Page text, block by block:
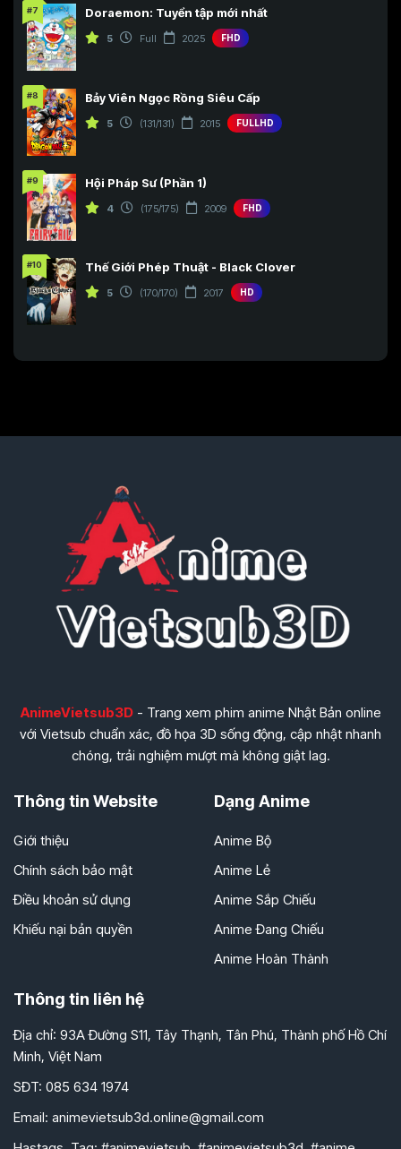
#7 Doraemon: Tuyển tập mới nhất
5 Full 2025 FHD
#8 Bảy Viên Ngọc Rồng Siêu Cấp
5 (131/131) 2015 FULLHD
#9 Hội Pháp Sư (Phần 1)
4 (175/175) 2009 FHD
#10 Thế Giới Phép Thuật - Black Clover
5 (170/170) 2017 HD
AnimeVietsub3D- Trang xem phim anime Nhật Bản online
với Vietsub chuẩn xác, đồ họa 3D sống động, cập nhật nhanh
chóng, trải nghiệm mượt mà không giật lag.
Thông tin Website
Giới thiệu
Chính sách bảo mật
Điều khoản sử dụng
Khiếu nại bản quyền
Dạng Anime
Anime Bộ
Anime Lẻ
Anime Sắp Chiếu
Anime Đang Chiếu
Anime Hoàn Thành
Thông tin liên hệ
Địa chỉ: 93A Đường S11, Tây Thạnh, Tân Phú, Thành phố Hồ Chí
Minh, Việt Nam
SĐT: 085 634 1974
Email: animevietsub3d.online@gmail.com